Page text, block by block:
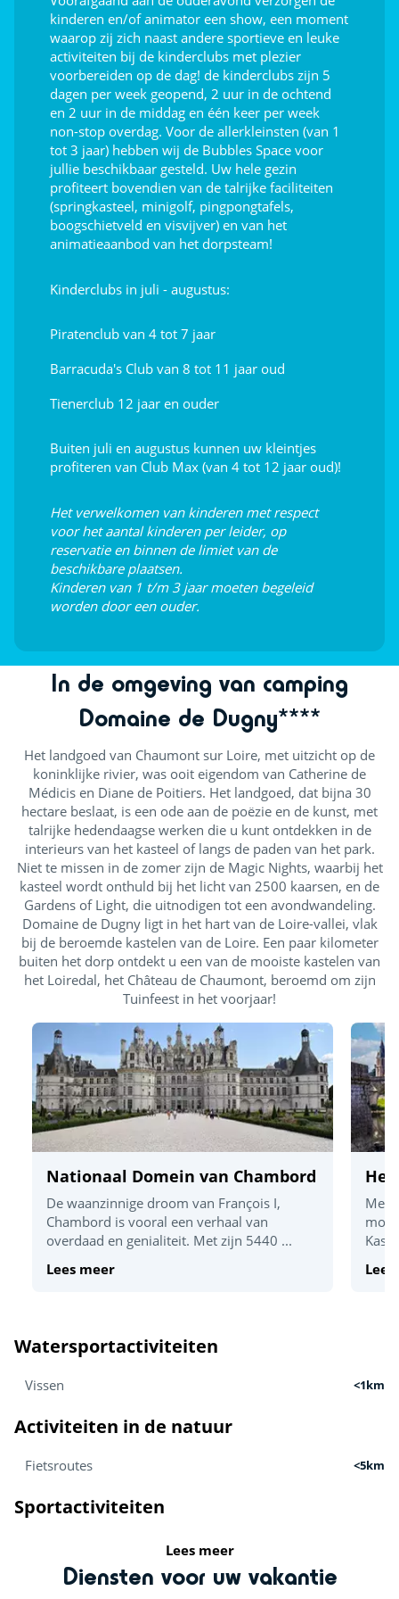
Afleiding voor de kids
Speeltuin
Springkussen
Klimmen
Indoor gamehal (videospelletjes)
Animatie
Theater
kinderen en/of animator een show, een moment
waarop zij zich naast andere sportieve en leuke
activiteiten bij de kinderclubs met plezier
voorbereiden op de dag! de kinderclubs zijn 5
dagen per week geopend, 2 uur in de ochtend
en 2 uur in de middag en één keer per week
non-stop overdag. Voor de allerkleinsten (van 1
tot 3 jaar) hebben wij de Bubbles Space voor
jullie beschikbaar gesteld. Uw hele gezin
profiteert bovendien van de talrijke faciliteiten
(springkasteel, minigolf, pingpongtafels,
boogschietveld en visvijver) en van het
animatieaanbod van het dorpsteam!
Kinderclubs in juli - augustus:
Piratenclub van 4 tot 7 jaar
Barracuda's Club van 8 tot 11 jaar oud
Tienerclub 12 jaar en ouder
Buiten juli en augustus kunnen uw kleintjes
profiteren van Club Max (van 4 tot 12 jaar oud)!
Het verwelkomen van kinderen met respect
voor het aantal kinderen per leider, op
reservatie en binnen de limiet van de
beschikbare plaatsen.
Kinderen van 1 t/m 3 jaar moeten begeleid
worden door een ouder.
In de omgeving van camping
Domaine de Dugny****
Het landgoed van Chaumont sur Loire, met uitzicht op de
koninklijke rivier, was ooit eigendom van Catherine de
Médicis en Diane de Poitiers. Het landgoed, dat bijna 30
hectare beslaat, is een ode aan de poëzie en de kunst, met
talrijke hedendaagse werken die u kunt ontdekken in de
interieurs van het kasteel of langs de paden van het park.
Niet te missen in de zomer zijn de Magic Nights, waarbij het
kasteel wordt onthuld bij het licht van 2500 kaarsen, en de
Gardens of Light, die uitnodigen tot een avondwandeling.
Domaine de Dugny ligt in het hart van de Loire-vallei, vlak
bij de beroemde kastelen van de Loire. Een paar kilometer
buiten het dorp ontdekt u een van de mooiste kastelen van
het Loiredal, het Château de Chaumont, beroemd om zijn
Tuinfeest in het voorjaar!
Nationaal Domein van Chambord
De waanzinnige droom van François I,
Chambord is vooral een verhaal van
overdaad en genialiteit. Met zijn 5440 ...
Lees meer
Het
Met
Watersportactiviteiten
Vissen <1km
Activiteiten in de natuur
Fietsroutes <5km
Sportactiviteiten
Golf
Lees meer
Diensten voor uw vakantie